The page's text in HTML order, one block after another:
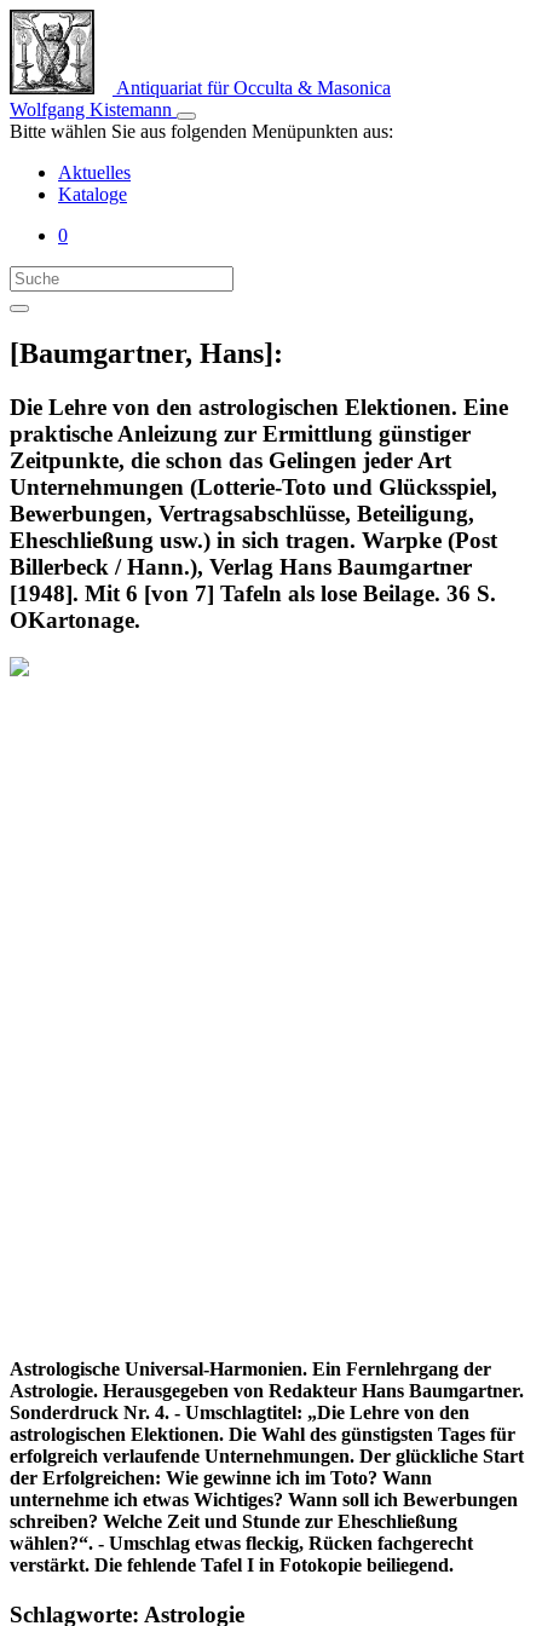
Antiquariat für Occulta & Masonica
Wolfgang Kistemann
Bitte wählen Sie aus folgenden Menüpunkten aus:
Aktuelles
Kataloge
0
[Baumgartner, Hans]:
Die Lehre von den astrologischen Elektionen. Eine
praktische Anleizung zur Ermittlung günstiger
Zeitpunkte, die schon das Gelingen jeder Art
Unternehmungen (Lotterie-Toto und Glücksspiel,
Bewerbungen, Vertragsabschlüsse, Beteiligung,
Eheschließung usw.) in sich tragen. Warpke (Post
Billerbeck / Hann.), Verlag Hans Baumgartner
[1948]. Mit 6 [von 7] Tafeln als lose Beilage. 36 S.
OKartonage.
Astrologische Universal-Harmonien. Ein Fernlehrgang der
Astrologie. Herausgegeben von Redakteur Hans Baumgartner.
Sonderdruck Nr. 4. - Umschlagtitel: „Die Lehre von den
astrologischen Elektionen. Die Wahl des günstigsten Tages für
erfolgreich verlaufende Unternehmungen. Der glückliche Start
der Erfolgreichen: Wie gewinne ich im Toto? Wann
unternehme ich etwas Wichtiges? Wann soll ich Bewerbungen
schreiben? Welche Zeit und Stunde zur Eheschließung
wählen?“. - Umschlag etwas fleckig, Rücken fachgerecht
verstärkt. Die fehlende Tafel I in Fotokopie beiliegend.
Schlagworte: Astrologie